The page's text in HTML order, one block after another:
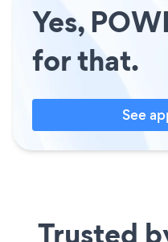
Yes,
for that.
See
Trusted